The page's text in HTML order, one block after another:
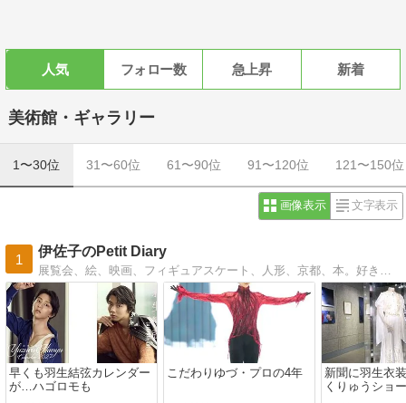
人気 フォロー数 急上昇 新着
美術館・ギャラリー
1〜30位 31〜60位 61〜90位 91〜120位 121〜150位
画像表示 文字表示
1
伊佐子のPetit Diary
早くも羽生結弦カレンダー
が…ハゴロモも
こだわりゆづ・プロの4年
新聞に羽生衣
くりゅうショ